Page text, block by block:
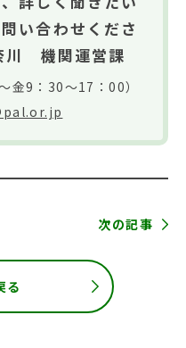
い合わせくださ
川 機関運営課
9：30～17：00）
次の記事
る